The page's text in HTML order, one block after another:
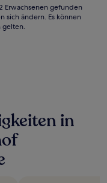
Erwachsenen gefunden
sich ändern. Es können
gelten.
in